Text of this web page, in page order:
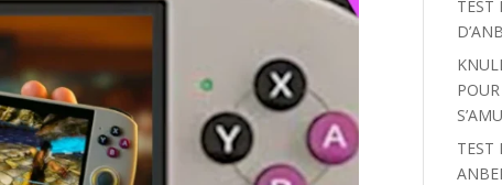
TEST
TEST